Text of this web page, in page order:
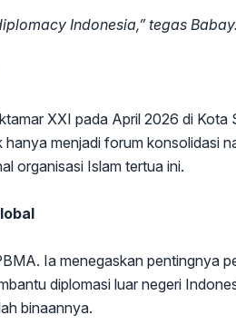
Indonesia,” tegas Babay.
XXI pada April 2026 di Kota
menjadi forum konsolidasi
organisasi Islam tertua ini.
Ia menegaskan pentingnya
diplomasi luar negeri
binaannya.